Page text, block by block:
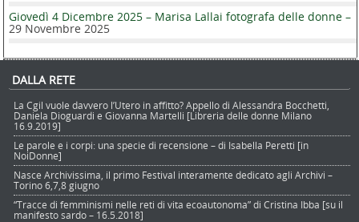
Giovedì 4 Dicembre 2025 – Marisa Lallai fotografa delle donne –
29 Novembre 2025
DALLA RETE
La Cgil vuole davvero l’Utero in affitto? Appello di Alessandra Bocchetti,
Daniela Dioguardi e Giovanna Martelli [Libreria delle donne Milano
16.9.2019]
Le parole e i corpi: una specie di recensione – di Isabella Peretti [in
NoiDonne]
Nasce Archivissima, il primo Festival interamente dedicato agli Archivi –
Torino 6,7,8 giugno
“Tracce di femminismi nelle reti di vita ecoautonoma” di Cristina Ibba [su il
manifesto sardo – 16.5.2018]